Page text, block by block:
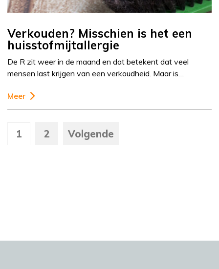
Verkouden? Misschien is het een
huisstofmijtallergie
De R zit weer in de maand en dat betekent dat veel
mensen last krijgen van een verkoudheid. Maar is…
Meer
1 2 Volgende